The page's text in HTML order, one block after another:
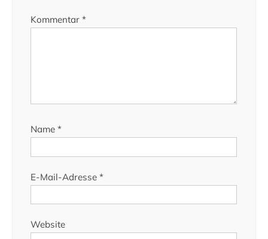
Kommentar *
Name *
E-Mail-Adresse *
Website